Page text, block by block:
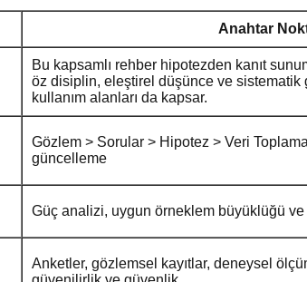
Anahtar
Bu kapsamlı rehber hipotezden kanıt
öz disiplin, eleştirel düşünce ve sistematik
kullanım alanları da kapsar.
Gözlem > Sorular > Hipotez > Veri
güncelleme
Güç analizi, uygun örneklem büyüklüğü
Anketler, gözlemsel kayıtlar, deneysel